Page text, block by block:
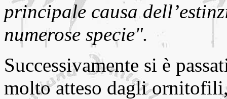
principale causa
numerose specie".
Successivamente si è
molto atteso dagli ornitofili,